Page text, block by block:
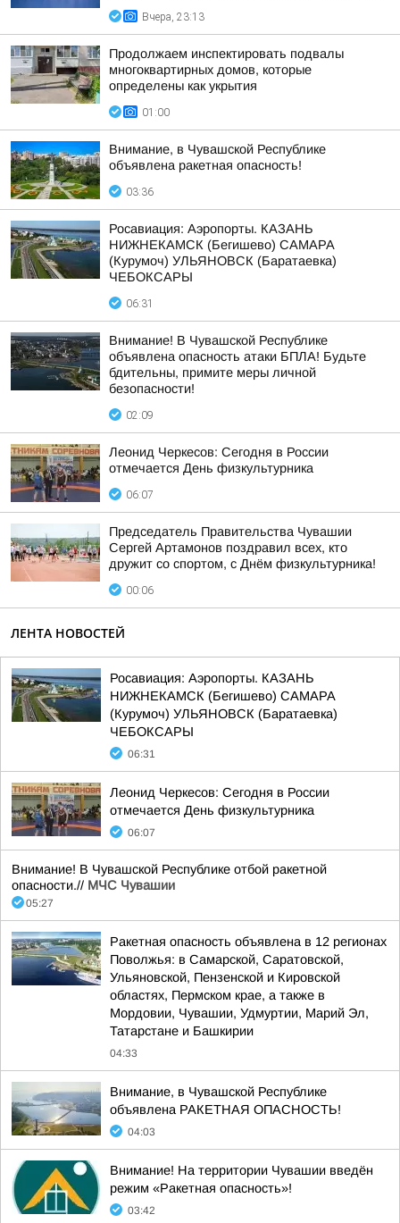
Вчера, 23:13
Продолжаем инспектировать подвалы
многоквартирных домов, которые
определены как укрытия
01:00
Внимание, в Чувашской Республике
объявлена ракетная опасность!
03:36
Росавиация: Аэропорты. КАЗАНЬ
НИЖНЕКАМСК (Бегишево) САМАРА
(Курумоч) УЛЬЯНОВСК (Баратаевка)
ЧЕБОКСАРЫ
06:31
Внимание! В Чувашской Республике
объявлена опасность атаки БПЛА! Будьте
бдительны, примите меры личной
безопасности!
02:09
Леонид Черкесов: Сегодня в России
отмечается День физкультурника
06:07
Председатель Правительства Чувашии
Сергей Артамонов поздравил всех, кто
дружит со спортом, с Днём физкультурника!
00:06
ЛЕНТА НОВОСТЕЙ
Росавиация: Аэропорты. КАЗАНЬ
НИЖНЕКАМСК (Бегишево) САМАРА
(Курумоч) УЛЬЯНОВСК (Баратаевка)
ЧЕБОКСАРЫ
06:31
Леонид Черкесов: Сегодня в России
отмечается День физкультурника
06:07
Внимание! В Чувашской Республике отбой ракетной
опасности.// МЧС Чувашии
05:27
Ракетная опасность объявлена в 12 регионах
Поволжья: в Самарской, Саратовской,
Ульяновской, Пензенской и Кировской
областях, Пермском крае, а также в
Мордовии, Чувашии, Удмуртии, Марий Эл,
Татарстане и Башкирии
04:33
Внимание, в Чувашской Республике
объявлена РАКЕТНАЯ ОПАСНОСТЬ!
04:03
Внимание! На территории Чувашии введён
режим «Ракетная опасность»!
03:42